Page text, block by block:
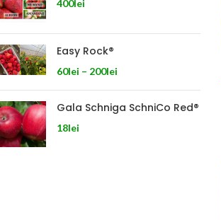
400lei
Easy Rock®
60lei – 200lei
Gala Schniga SchniCo Red®
18lei